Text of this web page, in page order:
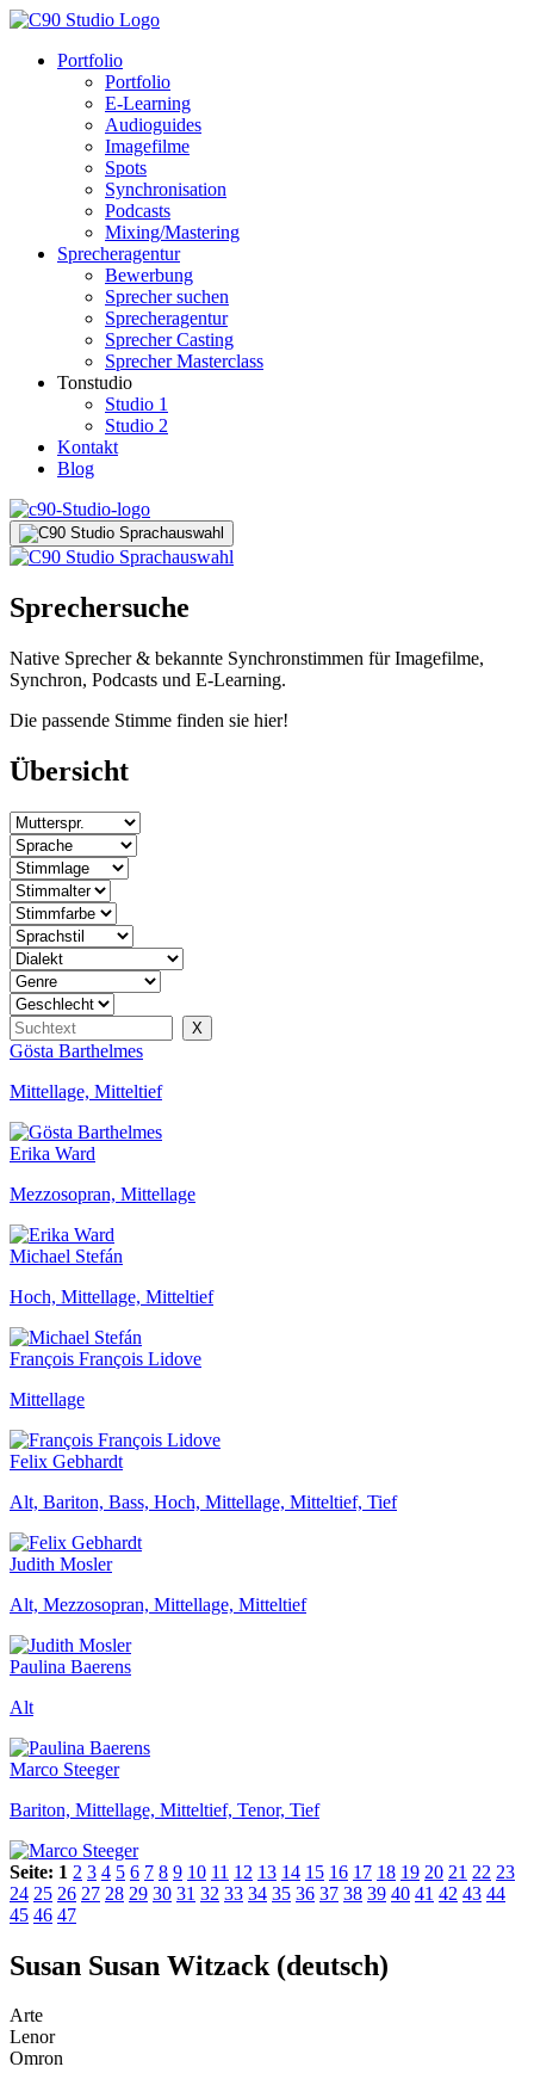
Portfolio
Portfolio
E-Learning
Audioguides
Imagefilme
Spots
Synchronisation
Podcasts
Mixing/Mastering
Sprecheragentur
Bewerbung
Sprecher suchen
Sprecheragentur
Sprecher Casting
Sprecher Masterclass
Tonstudio
Studio 1
Studio 2
Kontakt
Blog
Sprechersuche
Native Sprecher & bekannte Synchronstimmen für Imagefilme,
Synchron, Podcasts und E-Learning.
Die passende Stimme finden sie hier!
Übersicht
Gösta Barthelmes
Mittellage, Mitteltief
Erika Ward
Mezzosopran, Mittellage
Michael Stefán
Hoch, Mittellage, Mitteltief
François François Lidove
Mittellage
Felix Gebhardt
Alt, Bariton, Bass, Hoch, Mittellage, Mitteltief, Tief
Judith Mosler
Alt, Mezzosopran, Mittellage, Mitteltief
Paulina Baerens
Alt
Marco Steeger
Bariton, Mittellage, Mitteltief, Tenor, Tief
Seite: 1 2 3 4 5 6 7 8 9 10 11 12 13 14 15 16 17 18 19 20 21 22 23
24 25 26 27 28 29 30 31 32 33 34 35 36 37 38 39 40 41 42 43 44
45 46 47
Susan Susan Witzack (deutsch)
Arte
Lenor
Omron